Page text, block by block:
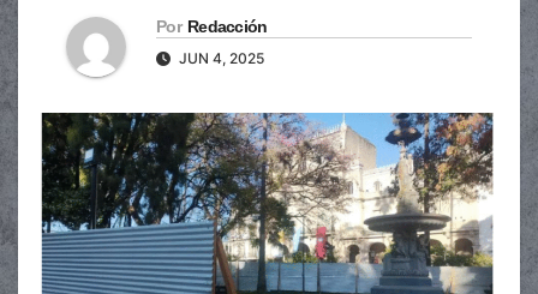
Por Redacción
JUN 4, 2025